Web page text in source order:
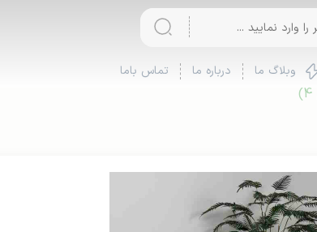
وبلاگ ما درباره ما تماس باما